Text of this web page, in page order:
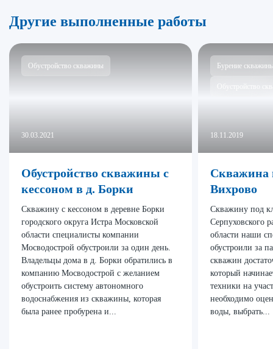
Другие выполненные работы
Обустройство скважины
30.03.2021
Обустройство скважины с
кессоном в д. Борки
Скважину с кессоном в деревне Борки
городского округа Истра Московской
области специалисты компании
Мосводострой обустроили за один день.
Владельцы дома в д. Борки обратились в
компанию Мосводострой с желанием
обустроить систему автономного
водоснабжения из скважины, которая
была ранее пробурена и...
Бурение
Обустройство
18.11.2019
Скважина
Вихрово
Скважину под
Серпуховского
области наши
обустроили за
скважин
который
техники на
необходимо
воды, выбрать...